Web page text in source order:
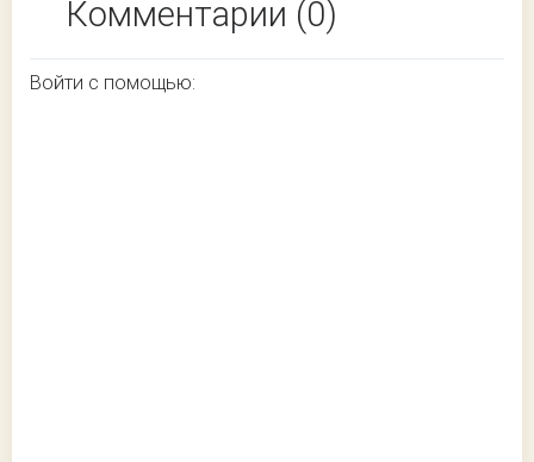
Комментарии (0)
Войти с помощью: